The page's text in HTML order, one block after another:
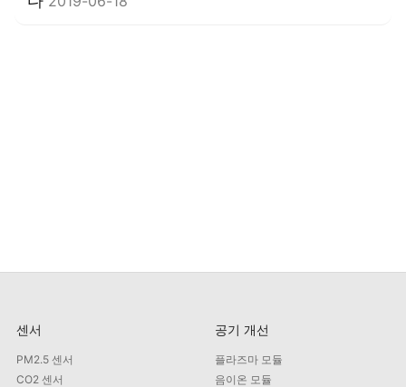
센서
PM2.5 센서
CO2 센서
공기 개선
플라즈마 모듈
음이온 모듈